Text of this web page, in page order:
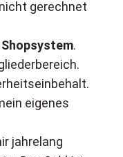
gerechnet
.
eigenes
jahrelang